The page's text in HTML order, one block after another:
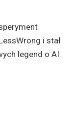
i stał
legend o AI.